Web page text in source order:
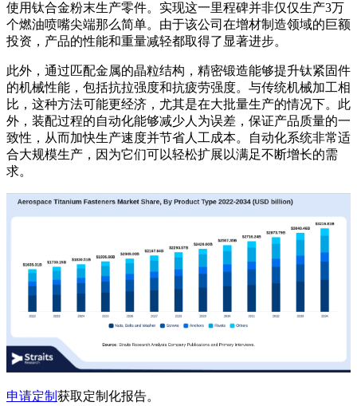
使用钛合金粉末生产零件。实现这一里程碑并非仅仅生产3万
个燃油喷嘴尖端那么简单。由于该公司在增材制造领域的巨额
投资，产品的性能和重量减轻都取得了显著进步。
此外，通过匹配金属的晶粒结构，精密锻造能够提升钛紧固件
的机械性能，包括抗拉强度和抗疲劳强度。与传统机械加工相
比，这种方法可能更经济，尤其是在大批量生产的情况下。此
外，装配过程的自动化能够减少人为误差，保证产品质量的一
致性，从而加快生产速度并节省人工成本。自动化系统非常适
合大规模生产，因为它们可以轻松扩展以满足不断增长的需
求。
申请定制 获取定制化报告。